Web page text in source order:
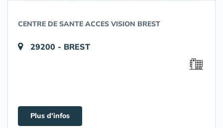
CENTRE DE SANTE ACCES VISION BREST
29200 - BREST
Plus d'infos